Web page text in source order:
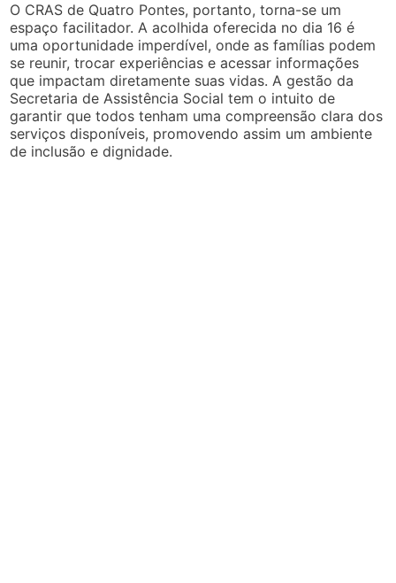
O CRAS de Quatro Pontes, portanto, torna-se um
espaço facilitador. A acolhida oferecida no dia 16 é
uma oportunidade imperdível, onde as famílias podem
se reunir, trocar experiências e acessar informações
que impactam diretamente suas vidas. A gestão da
Secretaria de Assistência Social tem o intuito de
garantir que todos tenham uma compreensão clara dos
serviços disponíveis, promovendo assim um ambiente
de inclusão e dignidade.